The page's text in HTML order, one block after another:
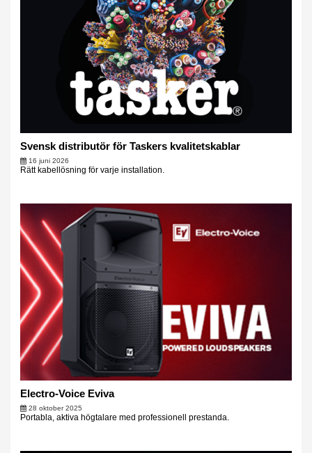
Svensk distributör för Taskers kvalitetskablar
16 juni 2026
Rätt kabellösning för varje installation.
Electro-Voice Eviva
28 oktober 2025
Portabla, aktiva högtalare med professionell prestanda.